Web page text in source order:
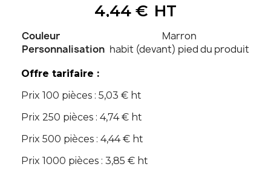
4,44 € HT
Couleur
Marron
Personnalisation habit (devant) pied du produit
Offre tarifaire :
Prix 100 pièces : 5,03 € ht
Prix 250 pièces : 4,74 € ht
Prix 500 pièces : 4,44 € ht
Prix 1000 pièces : 3,85 € ht